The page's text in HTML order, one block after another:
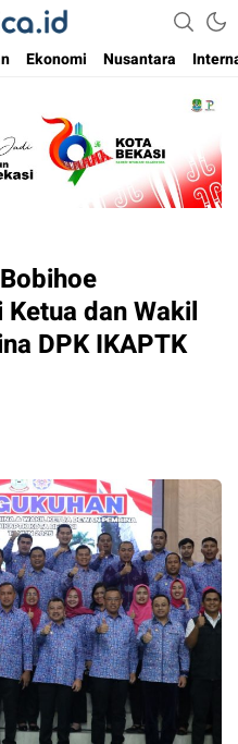
Kini
Ekonomi Nusantara
dan Wakil
DPK IKAPTK